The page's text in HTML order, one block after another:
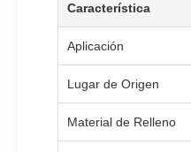
Característica
Aplicación
Lugar de Origen
Material de Relleno